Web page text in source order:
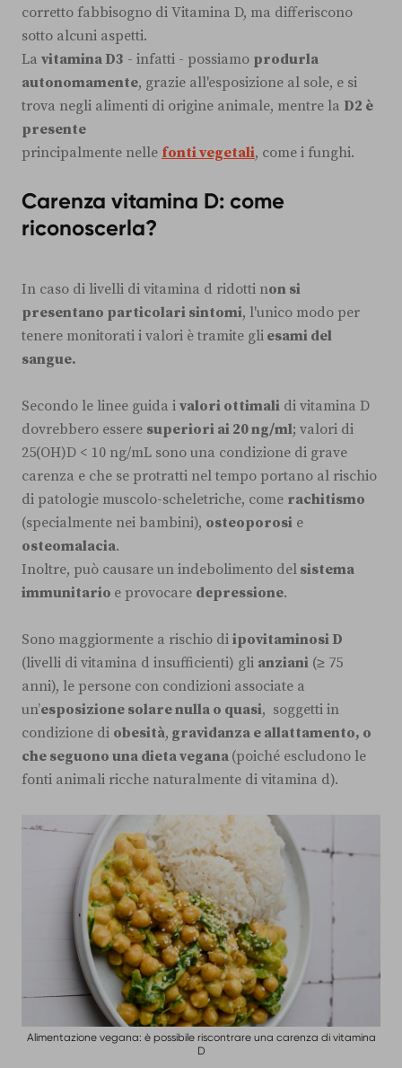
corretto fabbisogno di Vitamina D, ma differiscono
sotto alcuni aspetti.
La vitamina D3 - infatti - possiamo produrla
autonomamente, grazie all'esposizione al sole, e si
trova negli alimenti di origine animale, mentre la D2 è
presente
principalmente nelle fonti vegetali, come i funghi.
Carenza vitamina D: come
riconoscerla?
In caso di livelli di vitamina d ridotti non si
presentano particolari sintomi, l'unico modo per
tenere monitorati i valori è tramite gli esami del
sangue.
Secondo le linee guida i valori ottimali di vitamina D
dovrebbero essere superiori ai 20 ng/ml; valori di
25(OH)D < 10 ng/mL sono una condizione di grave
carenza e che se protratti nel tempo portano al rischio
di patologie muscolo-scheletriche, come rachitismo
(specialmente nei bambini), osteoporosi e
osteomalacia.
Inoltre, può causare un indebolimento del sistema
immunitario e provocare depressione.
Sono maggiormente a rischio di ipovitaminosi D
(livelli di vitamina d insufficienti) gli anziani (≥ 75
anni), le persone con condizioni associate a
un’esposizione solare nulla o quasi, soggetti in
condizione di obesità, gravidanza e allattamento, o
che seguono una dieta vegana (poiché escludono le
fonti animali ricche naturalmente di vitamina d).
Alimentazione vegana: è possibile riscontrare una carenza di vitamina
D